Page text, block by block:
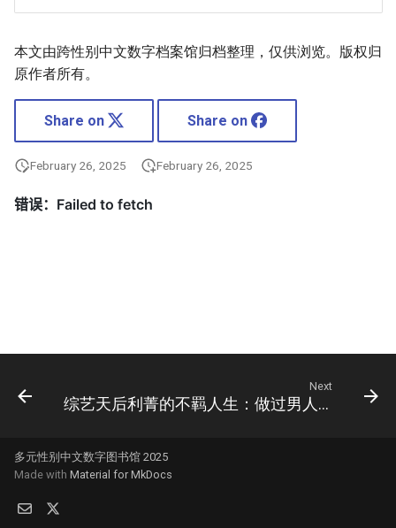
本文由跨性别中文数字档案馆归档整理，仅供浏览。版权归
原作者所有。
Share on Share on
February 26, 2025 February 26, 2025
Next
综艺天后利菁的不羁人生：做过男人做过女人，59周岁身材依旧火辣
多元性别中文数字图书馆 2025
Made with Material for MkDocs